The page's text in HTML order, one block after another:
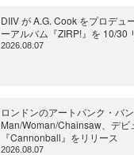
DIIV が A.G. Cook をプロデュ
ーアルバム『ZIRP!』を 10/30
2026.08.07
ロンドンのアートパンク・バ
Man/Woman/Chainsaw、デビ
『Cannonball』をリリース
2026.08.07